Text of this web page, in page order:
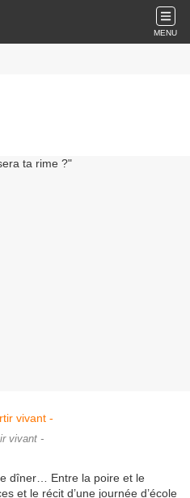
MENU
vivant -
dîner… Entre la poire et le
et le récit d’une journée d’école